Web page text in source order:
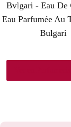
Bvlgari - Eau De
Eau Parfumée Au
Bulgari